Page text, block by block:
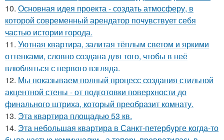
10. Основная идея проекта - создать атмосферу, в
которой современный арендатор почувствует себя
частью истории города.
11. Уютная квартира, залитая тёплым светом и яркими
оттенками, словно создана для того, чтобы в неё
влюбляться с первого взгляда.
12. Мы показываем полный процесс создания стильной
акцентной стены - от подготовки поверхности до
финального штриха, который преобразит комнату.
13. Эта квартира площадью 53 кв.
14. Эта небольшая квартира в Санкт-петербурге когда-то